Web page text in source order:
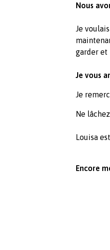
Nous
Je
garder et
Je vous
Je
Ne
Louisa
Encore